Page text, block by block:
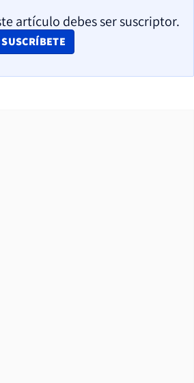
artículo debes ser suscriptor.
SUSCRÍBETE
OPENS IN NEW WINDOW